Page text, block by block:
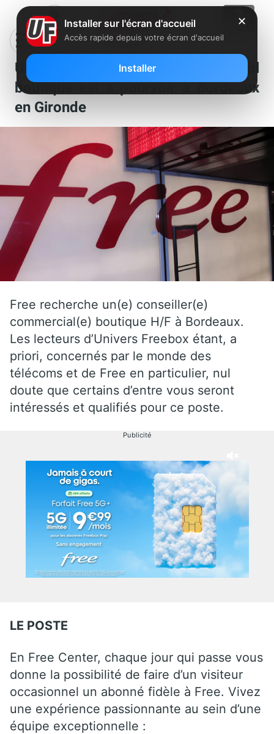
Un poste de conseiller commercial
boutique est à pourvoir à Bordeaux
en Gironde
Free recherche un(e) conseiller(e)
commercial(e) boutique H/F à Bordeaux.
Les lecteurs d’Univers Freebox étant, a
priori, concernés par le monde des
télécoms et de Free en particulier, nul
doute que certains d’entre vous seront
intéressés et qualifiés pour ce poste.
Publicité
LE POSTE
En Free Center, chaque jour qui passe vous
donne la possibilité de faire d’un visiteur
occasionnel un abonné fidèle à Free. Vivez
une expérience passionnante au sein d’une
équipe exceptionnelle :
✕
Installer sur l'écran d'accueil
Accès rapide depuis votre écran d'accueil
Installer